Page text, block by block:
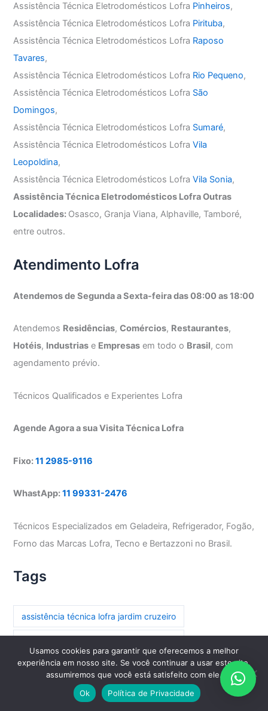
Assistência Técnica Eletrodomésticos Lofra Pinheiros,
Assistência Técnica Eletrodomésticos Lofra Pirituba,
Assistência Técnica Eletrodomésticos Lofra Raposo
Tavares,
Assistência Técnica Eletrodomésticos Lofra Rio Pequeno,
Assistência Técnica Eletrodomésticos Lofra São
Domingos,
Assistência Técnica Eletrodomésticos Lofra Sumaré,
Assistência Técnica Eletrodomésticos LofraVila
Leopoldina,
Assistência Técnica Eletrodomésticos LofraVila Sonia,
Assistência Técnica Eletrodomésticos Lofra Outras
Localidades: Osasco, Granja Viana, Alphaville, Tamboré,
entre outros.
Atendimento Lofra
Atendemos de Segunda a Sexta-feira das 08:00 as 18:00
Atendemos Residências,Comércios, Restaurantes,
Hotéis, Industrias e Empresas em todo o Brasil, com
agendamento prévio.
Técnicos Qualificados e Experientes Lofra
Agende Agora a sua Visita Técnica Lofra
Fixo:11 2985-9116
WhastApp:11 99331-2476
Técnicos Especializados em Geladeira, Refrigerador, Fogão,
Forno das Marcas Lofra, Tecno e Bertazzoni no Brasil.
Tags
assistência técnica lofra jardim cruzeiro
assistência técnica lofra paraíso
assistência técnica lofra paraíso do morumbi
Usamos cookies para garantir que oferecemos a melhor
experiência em nosso site. Se você continuar a usar este site,
assumiremos que você está satisfeito com ele.
Ok
Política de Privacidade